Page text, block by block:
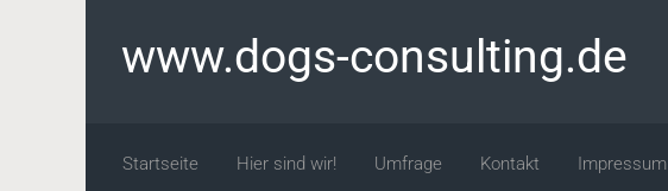
www.dogs-consulting.de
Startseite Hier sind wir! Umfrage Kontakt Impressum